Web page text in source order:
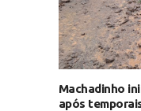
Machadinho
após